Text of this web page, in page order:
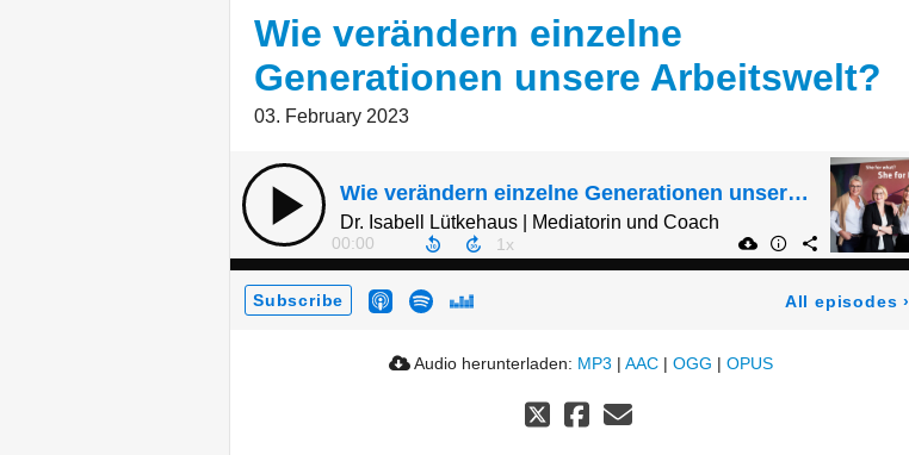
Wie verändern einzelne
Generationen unsere Arbeitswelt?
03. February 2023
Wie verändern einzelne Generationen unsere Arbeitswelt?
Dr. Isabell Lütkehaus | Mediatorin und Coach
00:00
Subscribe All episodes ›
Audio herunterladen: MP3 | AAC | OGG | OPUS